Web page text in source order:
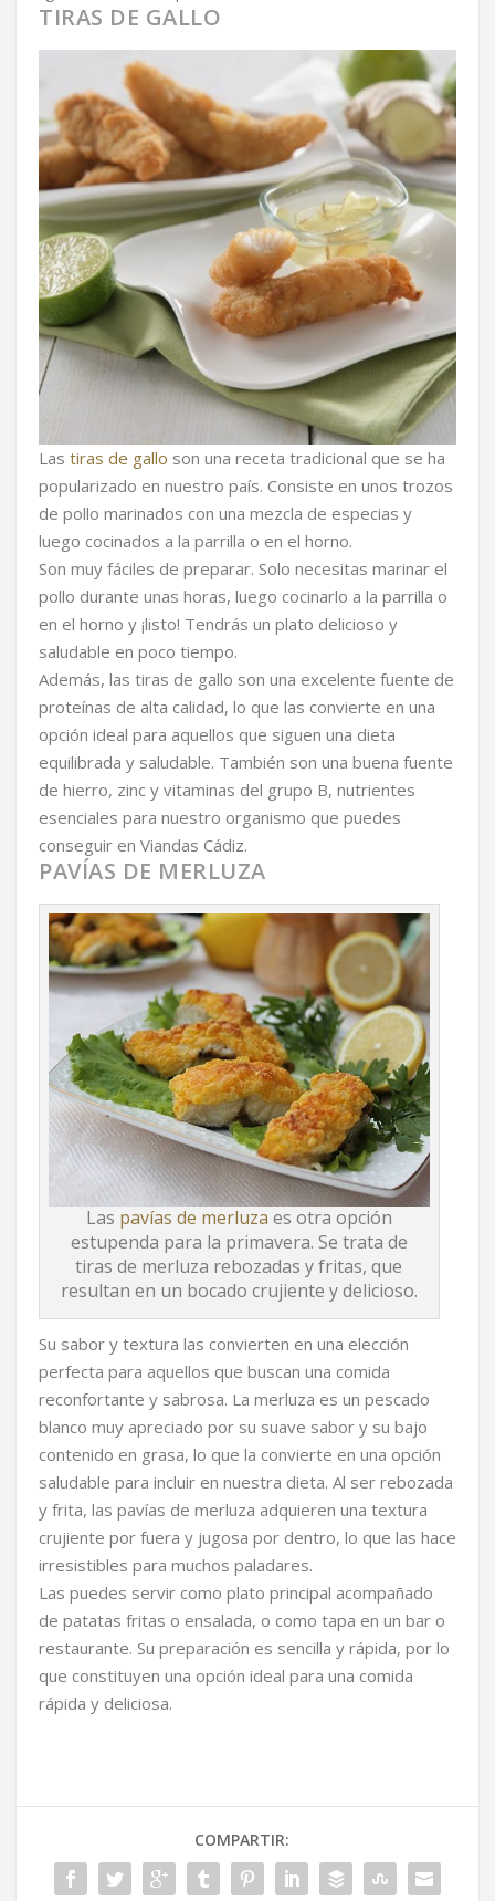
TIRAS DE GALLO
Las tiras de gallo son una receta tradicional que se ha
popularizado en nuestro país. Consiste en unos trozos
de pollo marinados con una mezcla de especias y
luego cocinados a la parrilla o en el horno.
Son muy fáciles de preparar. Solo necesitas marinar el
pollo durante unas horas, luego cocinarlo a la parrilla o
en el horno y ¡listo! Tendrás un plato delicioso y
saludable en poco tiempo.
Además, las tiras de gallo son una excelente fuente de
proteínas de alta calidad, lo que las convierte en una
opción ideal para aquellos que siguen una dieta
equilibrada y saludable. También son una buena fuente
de hierro, zinc y vitaminas del grupo B, nutrientes
esenciales para nuestro organismo que puedes
conseguir en Viandas Cádiz.
PAVÍAS DE MERLUZA
Las pavías de merluza es otra opción
estupenda para la primavera. Se trata de
tiras de merluza rebozadas y fritas, que
resultan en un bocado crujiente y delicioso.
Su sabor y textura las convierten en una elección
perfecta para aquellos que buscan una comida
reconfortante y sabrosa. La merluza es un pescado
blanco muy apreciado por su suave sabor y su bajo
contenido en grasa, lo que la convierte en una opción
saludable para incluir en nuestra dieta. Al ser rebozada
y frita, las pavías de merluza adquieren una textura
crujiente por fuera y jugosa por dentro, lo que las hace
irresistibles para muchos paladares.
Las puedes servir como plato principal acompañado
de patatas fritas o ensalada, o como tapa en un bar o
restaurante. Su preparación es sencilla y rápida, por lo
que constituyen una opción ideal para una comida
rápida y deliciosa.
COMPARTIR: